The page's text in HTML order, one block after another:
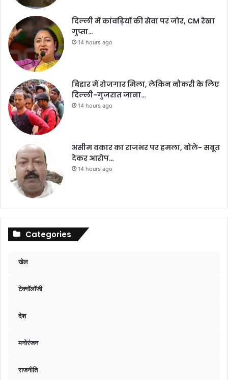
दिल्ली में कांवड़ियों की सेवा पर जोर, CM रेखा
गुप्ता…
14 hours ago
बिहार में रोजगार मिला, लेकिन नौकरी के लिए
दिल्ली-गुजरात जाना…
14 hours ago
असीम वकार का राजभर पर हमला, बोले- सबूत
देकर आरोप…
14 hours ago
Categories
खेल
टेक्नॉलॉजी
देश
मनोरंजन
राजनीति